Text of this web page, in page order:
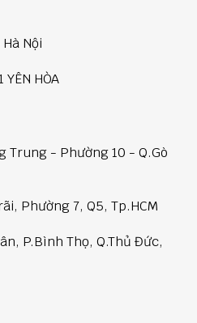
Nội
YÊN HÒA
Trung - Phường 10 - Q.Gò
Phường 7, Q5, Tp.HCM
P.Bình Thọ, Q.Thủ Đức,